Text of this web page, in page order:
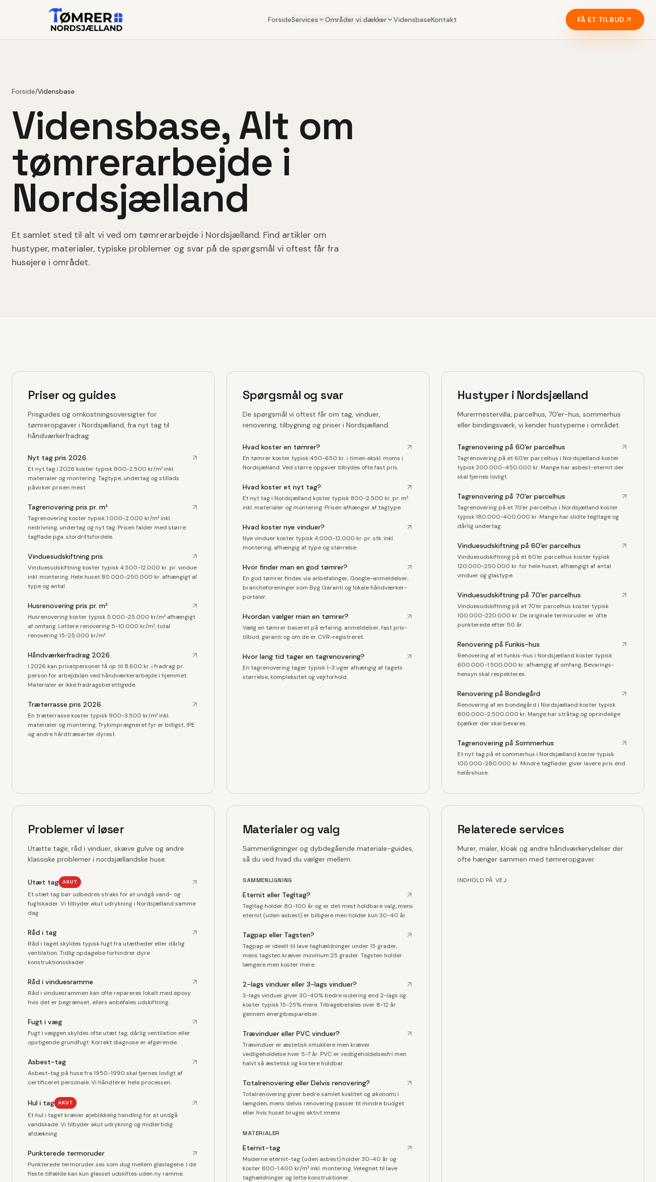
ForsideServices Områder vi dækker VidensbaseKontakt FÅ ET TILBUD
Forside/Vidensbase
Vidensbase, Alt om
tømrerarbejde i
Nordsjælland
Et samlet sted til alt vi ved om tømrerarbejde i Nordsjælland. Find artikler om
hustyper, materialer, typiske problemer og svar på de spørgsmål vi oftest får fra
husejere i området.
Priser og guides
Prisguides og omkostningsoversigter for
tømreropgaver i Nordsjælland, fra nyt tag til
håndværkerfradrag.
Nyt tag pris 2026
Et nyt tag i 2026 koster typisk 800-2.500 kr/m² inkl.
materialer og montering. Tagtype, undertag og stillads
påvirker prisen mest.
Tagrenovering pris pr. m²
Tagrenovering koster typisk 1.000-2.000 kr/m² inkl.
nedrivning, undertag og nyt tag. Prisen falder med større
tagflade pga. stordriftsfordele.
Vinduesudskiftning pris
Vinduesudskiftning koster typisk 4.500-12.000 kr. pr. vindue
inkl. montering. Hele huset 80.000-250.000 kr. afhængigt af
type og antal.
Husrenovering pris pr. m²
Husrenovering koster typisk 5.000-25.000 kr/m² afhængigt
af omfang. Lettere renovering 5-10.000 kr/m², total
renovering 15-25.000 kr/m².
Håndværkerfradrag 2026
I 2026 kan privatpersoner få op til 8.600 kr. i fradrag pr.
person for arbejdsløn ved håndværkerarbejde i hjemmet.
Materialer er ikke fradragsberettigede.
Træterrasse pris 2026
En træterrasse koster typisk 900-3.500 kr/m² inkl.
materialer og montering. Trykimprægneret fyr er billigst, IPE
og andre hårdtræsarter dyrest.
Spørgsmål og svar
De spørgsmål vi oftest får om tag, vinduer,
renovering, tilbygning og priser i Nordsjælland.
Hvad koster en tømrer?
En tømrer koster typisk 450-650 kr. i timen ekskl. moms i
Nordsjælland. Ved større opgaver tilbydes ofte fast pris.
Hvad koster et nyt tag?
Et nyt tag i Nordsjælland koster typisk 800-2.500 kr. pr. m²
inkl. materialer og montering. Prisen afhænger af tagtype.
Hvad koster nye vinduer?
Nye vinduer koster typisk 4.000-12.000 kr. pr. stk. inkl.
montering, afhængig af type og størrelse.
Hvor finder man en god tømrer?
En god tømrer findes via anbefalinger, Google-anmeldelser,
brancheforeninger som Byg Garanti og lokale håndværker-
portaler.
Hvordan vælger man en tømrer?
Vælg en tømrer baseret på erfaring, anmeldelser, fast pris-
tilbud, garanti og om de er CVR-registreret.
Hvor lang tid tager en tagrenovering?
En tagrenovering tager typisk 1-3 uger afhængig af tagets
størrelse, kompleksitet og vejrforhold.
Hustyper i Nordsjælland
Murermestervilla, parcelhus, 70'er-hus, sommerhus
eller bindingsværk, vi kender hustyperne i området.
Tagrenovering på 60'er parcelhus
Tagrenovering på et 60'er parcelhus i Nordsjælland koster
typisk 200.000-450.000 kr. Mange har asbest-eternit der
skal fjernes lovligt.
Tagrenovering på 70'er parcelhus
Tagrenovering på et 70'er parcelhus i Nordsjælland koster
typisk 180.000-400.000 kr. Mange har slidte tegltage og
dårlig undertag.
Vinduesudskiftning på 60'er parcelhus
Vinduesudskiftning på et 60'er parcelhus koster typisk
120.000-250.000 kr. for hele huset, afhængigt af antal
vinduer og glastype.
Vinduesudskiftning på 70'er parcelhus
Vinduesudskiftning på et 70'er parcelhus koster typisk
100.000-220.000 kr. De originale termoruder er ofte
punkterede efter 50 år.
Renovering på Funkis-hus
Renovering af et funkis-hus i Nordsjælland koster typisk
600.000-1.500.000 kr. afhængig af omfang. Bevarings-
hensyn skal respekteres.
Renovering på Bondegård
Renovering af en bondegård i Nordsjælland koster typisk
800.000-2.500.000 kr. Mange har stråtag og oprindelige
bjælker der skal bevares.
Tagrenovering på Sommerhus
Et nyt tag på et sommerhus i Nordsjælland koster typisk
100.000-280.000 kr. Mindre tagflader giver lavere pris end
helårshuse.
Problemer vi løser
Utætte tage, råd i vinduer, skæve gulve og andre
klassiske problemer i nordsjællandske huse.
Utæt tag AKUT
Et utæt tag bør udbedres straks for at undgå vand- og
fugtskader. Vi tilbyder akut udrykning i Nordsjælland samme
dag.
Råd i tag
Råd i taget skyldes typisk fugt fra utætheder eller dårlig
ventilation. Tidlig opdagelse forhindrer dyre
konstruktionsskader.
Råd i vinduesramme
Råd i vinduesrammen kan ofte repareres lokalt med epoxy
hvis det er begrænset, ellers anbefales udskiftning.
Fugt i væg
Fugt i væggen skyldes ofte utæt tag, dårlig ventilation eller
opstigende grundfugt. Korrekt diagnose er afgørende.
Asbest-tag
Asbest-tag på huse fra 1950-1990 skal fjernes lovligt af
certificeret personale. Vi håndterer hele processen.
Hul i tag AKUT
Et hul i taget kræver øjeblikkelig handling for at undgå
vandskade. Vi tilbyder akut udrykning og midlertidig
afdækning.
Punkterede termoruder
Punkterede termoruder ses som dug mellem glaslagene. I de
fleste tilfælde kan kun glasset udskiftes uden ny ramme.
Materialer og valg
Sammenligninger og dybdegående materiale-guides,
så du ved hvad du vælger mellem.
SAMMENLIGNING
Eternit eller Tegltag?
Tegltag holder 80-100 år og er det mest holdbare valg, mens
eternit (uden asbest) er billigere men holder kun 30-40 år.
Tagpap eller Tagsten?
Tagpap er ideelt til lave taghældninger under 15 grader,
mens tagsten kræver minimum 25 grader. Tagsten holder
længere men koster mere.
2-lags vinduer eller 3-lags vinduer?
3-lags vinduer giver 30-40% bedre isolering end 2-lags og
koster typisk 15-25% mere. Tilbagebetales over 8-12 år
gennem energibesparelser.
Trævinduer eller PVC vinduer?
Trævinduer er æstetisk smukkere men kræver
vedligeholdelse hver 5-7 år. PVC er vedligeholdelsesfri men
halvt så æstetisk og kortere holdbar.
Totalrenovering eller Delvis renovering?
Totalrenovering giver bedre samlet kvalitet og økonomi i
længden, mens delvis renovering passer til mindre budget
eller hvis huset bruges aktivt imens.
MATERIALER
Eternit-tag
Moderne eternit-tag (uden asbest) holder 30-40 år og
koster 800-1.400 kr/m² inkl. montering. Velegnet til lave
taghældninger og lette konstruktioner.
Relaterede services
Murer, maler, kloak og andre håndværkerydelser der
ofte hænger sammen med tømreropgaver.
INDHOLD PÅ VEJ